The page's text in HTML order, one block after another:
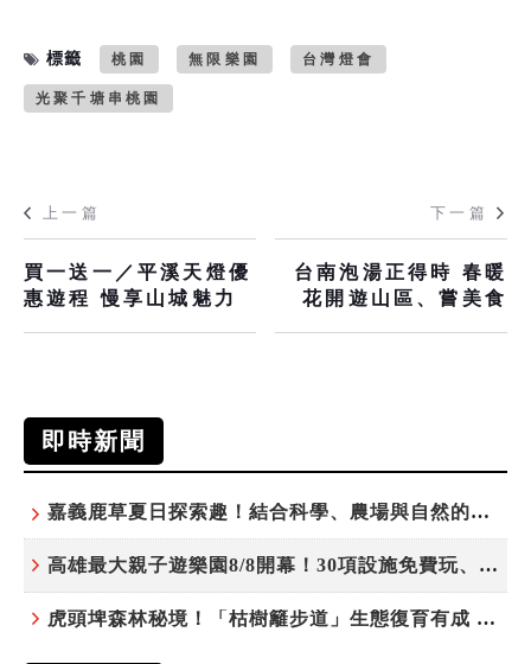
標籤 桃園 無限樂園 台灣燈會
光聚千塘串桃園
上一篇
買一送一／平溪天燈優
惠遊程 慢享山城魅力
下一篇
台南泡湯正得時 春暖
花開遊山區、嘗美食
即時新聞
嘉義鹿草夏日探索趣！結合科學、農場與自然的親子小旅行
高雄最大親子遊樂園8/8開幕！30項設施免費玩、YOYO家族嗨翻暑假
虎頭埤森林秘境！「枯樹籬步道」生態復育有成 走進大自然生命教室